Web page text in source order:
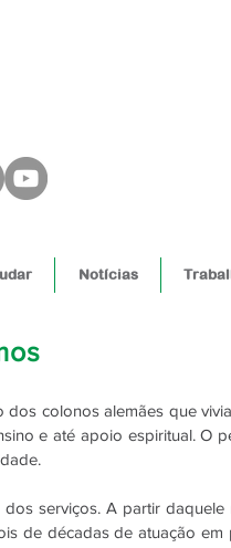
Notícias
colonos alemães que
e até apoio espiritual. O
serviços. A partir
de décadas de atuação em